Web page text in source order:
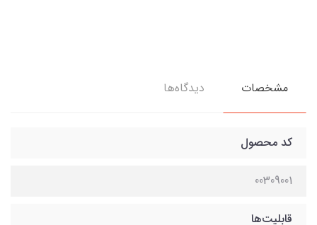
مشخصات دیدگاه‌ها
کد محصول
00309001
قابلیت‌ها